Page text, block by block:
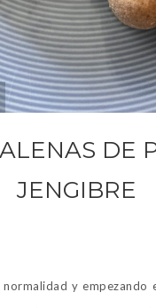
DE
JENGIBRE
y empezando